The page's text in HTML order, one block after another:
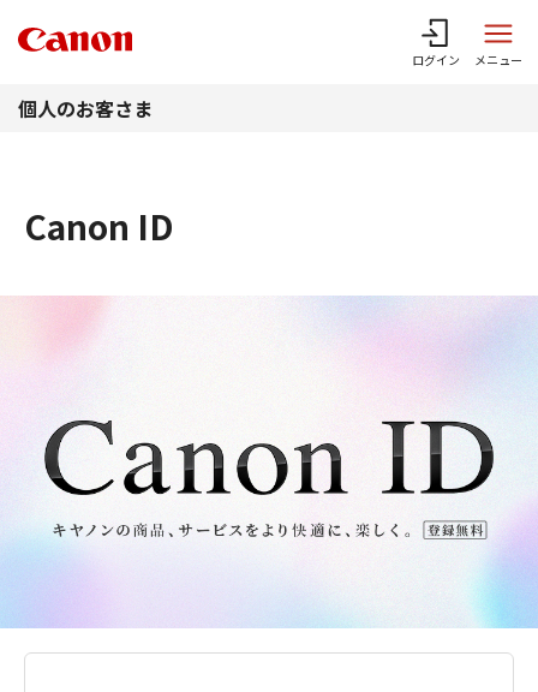
ログイン メニュー
個人のお客さま
Canon ID